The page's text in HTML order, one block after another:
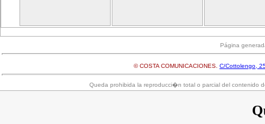
Página
© COSTA COMUNICACIONES. C/Cottolengo,
Queda prohibida la reproducci�n total o parcial del contenido